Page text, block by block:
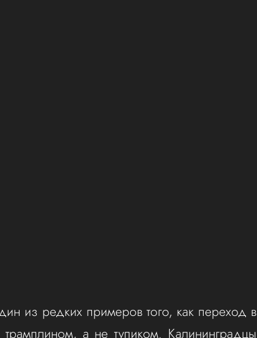
из редких примеров того, как переход в
трамплином, а не тупиком. Калининградцы